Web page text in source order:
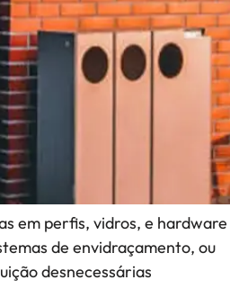
em perfis, vidros, e hardware
de envidraçamento, ou
desnecessárias